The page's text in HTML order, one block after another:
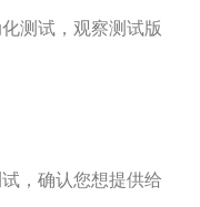
测试，观察测试版
，确认您想提供给